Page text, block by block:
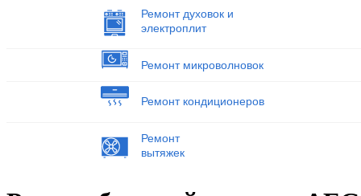
Ремонт духовок и
электроплит
Ремонт микроволновок
Ремонт кондиционеров
Ремонт
вытяжек